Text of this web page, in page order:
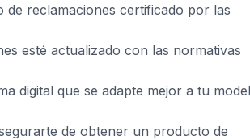
reclamaciones certificado por las
esté actualizado con las normativas
digital que se adapte mejor a tu
de obtener un producto de